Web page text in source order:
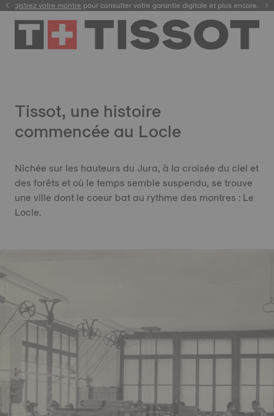
votre montre pour consulter votre garantie digitale et plus encore.
Tissot, une histoire
commencée au Locle
Nichée sur les hauteurs du Jura, à la croisée du ciel et
des forêts et où le temps semble suspendu, se trouve
une ville dont le coeur bat au rythme des montres : Le
Locle.